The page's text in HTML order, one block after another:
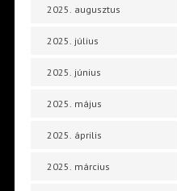
2025. augusztus
2025. július
2025. június
2025. május
2025. április
2025. március